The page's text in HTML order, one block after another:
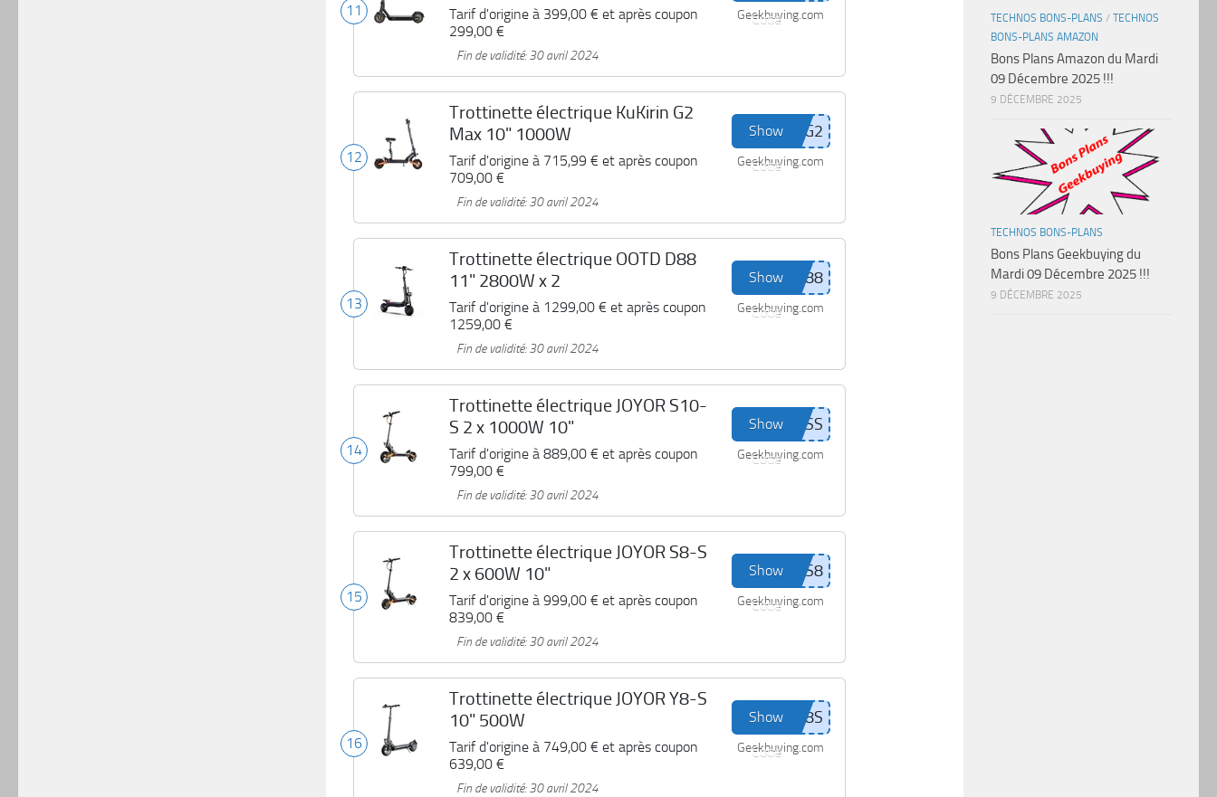
11 Tarif d'origine à 399,00 € et après coupon
299,00 €
Code
Geekbuying.com
Fin de validité: 30 avril 2024
12
Trottinette électrique KuKirin G2
Max 10" 1000W
Tarif d'origine à 715,99 € et après coupon
709,00 €
Show
Code
Geekbuying.com
Fin de validité: 30 avril 2024
13
Trottinette électrique OOTD D88
11" 2800W x 2
Tarif d'origine à 1299,00 € et après coupon
1259,00 €
Show
Code
Geekbuying.com
Fin de validité: 30 avril 2024
14
Trottinette électrique JOYOR S10-
S 2 x 1000W 10"
Tarif d'origine à 889,00 € et après coupon
799,00 €
Show
Code
Geekbuying.com
Fin de validité: 30 avril 2024
15
Trottinette électrique JOYOR S8-S
2 x 600W 10"
Tarif d'origine à 999,00 € et après coupon
839,00 €
Show
Code
Geekbuying.com
Fin de validité: 30 avril 2024
16
Trottinette électrique JOYOR Y8-S
10" 500W
Tarif d'origine à 749,00 € et après coupon
639,00 €
Show
Code
Geekbuying.com
Fin de validité: 30 avril 2024
TECHNOS BONS-PLANS / TECHNOS
BONS-PLANS AMAZON
Bons Plans Amazon du Mardi
09 Décembre 2025 !!!
9 DÉCEMBRE 2025
TECHNOS BONS-PLANS
Bons Plans Geekbuying du
Mardi 09 Décembre 2025 !!!
9 DÉCEMBRE 2025